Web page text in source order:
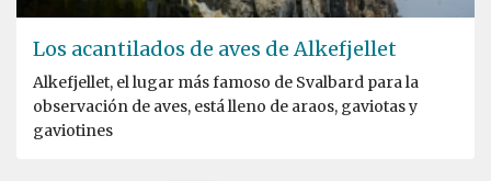
Los acantilados de aves de Alkefjellet
Alkefjellet, el lugar más famoso de Svalbard para la
observación de aves, está lleno de araos, gaviotas y
gaviotines